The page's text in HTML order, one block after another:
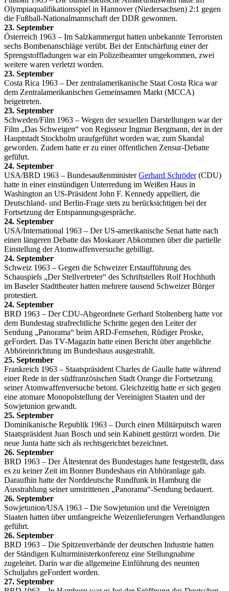
Olympiaqualifikationsspiel in Hannover (Niedersachsen) 2:1 gegen
die Fußball-Nationalmannschaft der DDR gewonnen.
23. September
Österreich 1963 – Im Salzkammergut hatten unbekannte Terroristen
sechs Bombenanschläge verübt. Bei der Entschärfung einer der
Sprengstoffladungen war ein Polizeibeamter umgekommen, zwei
weitere waren verletzt worden.
23. September
Costa Rica 1963 – Der zentralamerikanische Staat Costa Rica war
dem Zentralamerikanischen Gemeinsamen Markt (MCCA)
beigetreten.
23. September
Schweden/Film 1963 – Wegen der sexuellen Darstellungen war der
Film „Das Schweigen“ von Regisseur Ingmar Bergmann, der in der
Hauptstadt Stockholm uraufgeführt worden war, zum Skandal
geworden. Zudem hatte er zu einer öffentlichen Zensur-Debatte
geführt.
24. September
USA/BRD 1963 – BundesaußenministerGerhard Schröder(CDU)
hatte in einer einstündigen Unterredung im Weißen Haus in
Washington an US-Präsident John F. Kennedy appelliert, die
Deutschland- und Berlin-Frage stets zu berücksichtigen bei der
Fortsetzung der Entspannungsgespräche.
24. September
USA/International 1963 – Der US-amerikanische Senat hatte nach
einen längeren Debatte das Moskauer Abkommen über die partielle
Einstellung der Atomwaffenversuche gebilligt.
24. September
Schweiz 1963 – Gegen die Schweizer Erstaufführung des
Schauspiels „Der Stellvertreter“ des Schriftstellers Rolf Hochhuth
im Baseler Stadttheater hatten mehrere tausend Schweizer Bürger
protestiert.
24. September
BRD 1963 – Der CDU-Abgeordnete Gerhard Stoltenberg hatte vor
dem Bundestag strafrechtliche Schritte gegen den Leiter der
Sendung „Panorama“ beim ARD-Fernsehen, Rüdiger Proske,
geFordert. Das TV-Magazin hatte einen Bericht über angebliche
Abhöreinrichtung im Bundeshaus ausgestrahlt.
25. September
Frankreich 1963 – Staatspräsident Charles de Gaulle hatte während
einer Rede in der südfranzösischen Stadt Orange die Fortsetzung
seiner Atomwaffenversuche betont. Gleichzeitig hatte er sich gegen
eine atomare Monopolstellung der Vereinigten Staaten und der
Sowjetunion gewandt.
25. September
Dominikanische Republik 1963 – Durch einen Militärputsch waren
Staatspräsident Juan Bosch und sein Kabinett gestürzt worden. Die
neue Junta hatte sich als rechtsgerichtet bezeichnet.
26. September
BRD 1963 – Der Ältestenrat des Bundestages hatte festgestellt, dass
es zu keiner Zeit im Bonner Bundeshaus ein Abhöranlage gab.
Daraufhin hatte der Norddeutsche Rundfunk in Hamburg die
Ausstrahlung seiner umstrittenen „Panorama“-Sendung bedauert.
26. September
Sowjetunion/USA 1963 – Die Sowjetunion und die Vereinigten
Staaten hatten über umfangreiche Weizenlieferungen Verhandlungen
geführt.
26. September
BRD 1963 – Die Spitzenverbände der deutschen Industrie hatten
der Ständigen Kulturministerkonferenz eine Stellungnahme
zugeleitet. Darin war die allgemeine Einführung des neunten
Schuljahrs geFordert worden.
27. September